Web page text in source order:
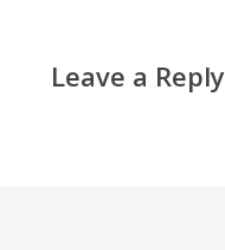
Leave a Reply